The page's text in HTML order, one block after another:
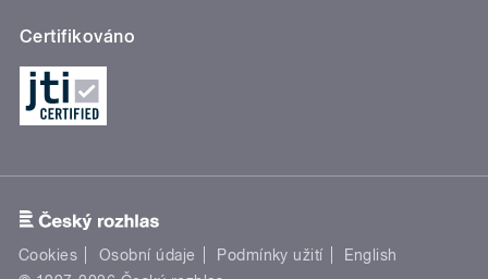
Certifikováno
Cookies Osobní údaje Podmínky užití
English